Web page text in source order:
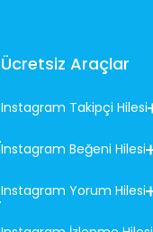
Ücretsiz Araçlar
Instagram Takipçi Hilesi
Instagram Beğeni Hilesi
Instagram Yorum Hilesi